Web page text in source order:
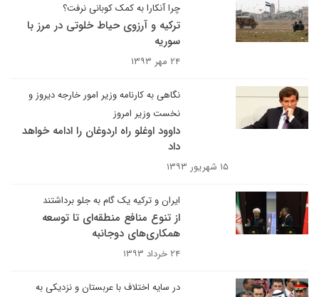
چرا آنکارا به کمک کوبانی نرفت؟
ترکیه و آرزوی حیاط خلوتی در مرز با
سوریه
۲۴ مهر ۱۳۹۳
نگاهی به کارنامه وزیر امور خارجه دیروز و
نخست وزیر امروز
داوود اوغلو راه اردوغان را ادامه خواهد
داد
۱۵ شهریور ۱۳۹۳
ایران و ترکیه یک گام به جلو برداشتند
از تنوع منافع منطقه‌ای تا توسعه
همکاری‌های دوجانبه
۲۴ خرداد ۱۳۹۳
در سایه اختلاف با عربستان و نزدیکی به